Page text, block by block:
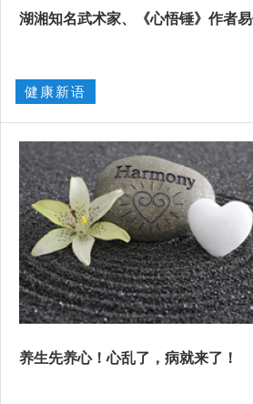
湖湘知名武术家、《心悟锤》作者
健康新语
养生先养心！心乱了，病就来了！